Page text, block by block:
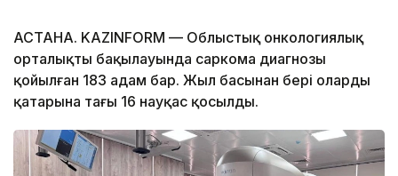
АСТАНА. KAZINFORM — Облыстық онкологиялық
орталықтың бақылауында саркома диагнозы
қойылған 183 адам бар. Жыл басынан бері олардың
қатарына тағы 16 науқас қосылды.